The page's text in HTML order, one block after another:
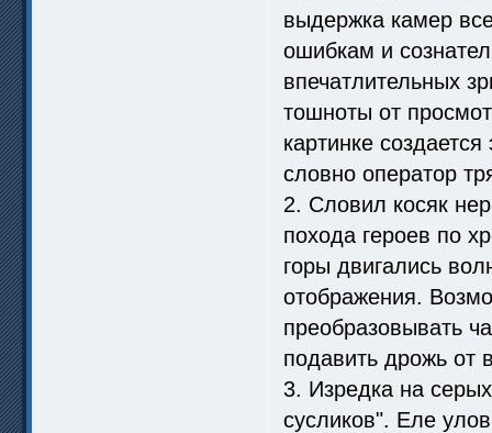
выдержка камер
ошибкам и
впечатлительных
тошноты от
картинке
словно оператор
2. Словил косяк
похода героев по
горы двигались
отображения.
преобразовывать
подавить дрожь от
3. Изредка на
сусликов". Еле